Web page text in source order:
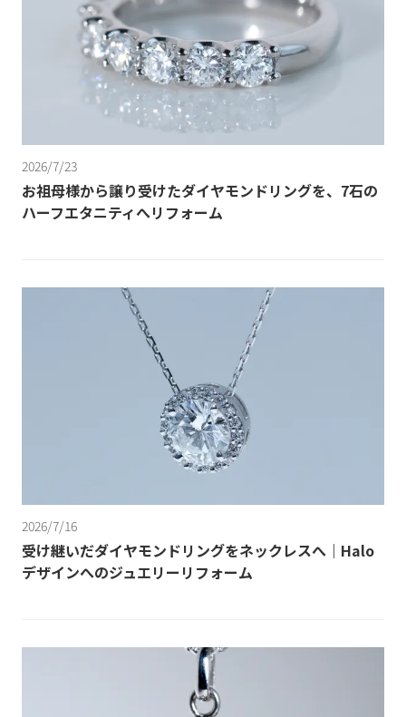
2026/7/23
お祖母様から譲り受けたダイヤモンドリングを、7石の
ハーフエタニティへリフォーム
2026/7/16
受け継いだダイヤモンドリングをネックレスへ｜Halo
デザインへのジュエリーリフォーム